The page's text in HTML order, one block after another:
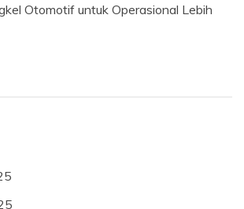
Otomotif untuk Operasional Lebih